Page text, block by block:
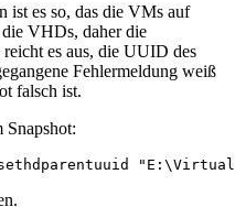
ist es so, das die VMs auf
VHDs, daher die
es aus, die UUID des
Fehlermeldung weiß
falsch ist.